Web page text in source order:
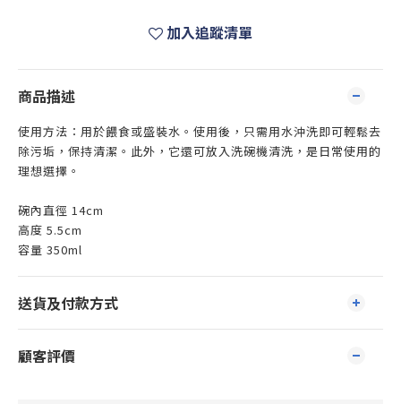
加入追蹤清單
商品描述
使用方法：用於餵食或盛裝水。使用後，只需用水沖洗即可輕鬆去
除污垢，保持清潔。此外，它還可放入洗碗機清洗，是日常使用的
理想選擇。
碗內直徑 14cm
高度 5.5cm
容量 350ml
送貨及付款方式
顧客評價